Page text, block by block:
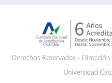
Derechos Reservados ·
Universidad